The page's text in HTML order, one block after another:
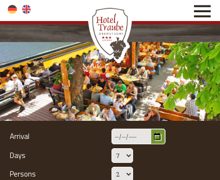
direkt zur Navigation
direkt zum Inhalt
Arrival
Days
Persons